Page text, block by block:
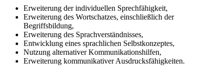
Erweiterung der individuellen Sprechfähigkeit,
Erweiterung des Wortschatzes, einschließlich der
Begriffsbildung,
Erweiterung des Sprachverständnisses,
Entwicklung eines sprachlichen Selbstkonzeptes,
Nutzung alternativer Kommunikationshilfen,
Erweiterung kommunikativer Ausdrucksfähigkeiten.